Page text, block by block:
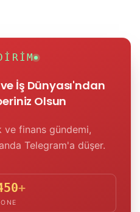
ve İş Dünyası'ndan
Olsun
ve finans gündemi,
anda Telegram'a düşer.
+